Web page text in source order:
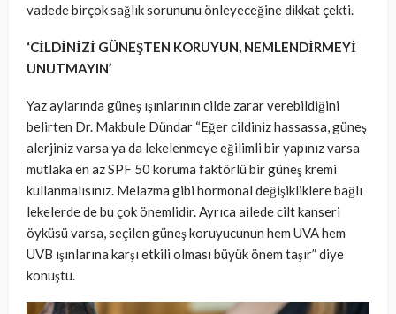
vadede birçok sağlık sorununu önleyeceğine dikkat çekti.
‘CİLDİNİZİ GÜNEŞTEN KORUYUN, NEMLENDİRMEYİ
UNUTMAYIN’
Yaz aylarında güneş ışınlarının cilde zarar verebildiğini
belirten Dr. Makbule Dündar “Eğer cildiniz hassassa, güneş
alerjiniz varsa ya da lekelenmeye eğilimli bir yapınız varsa
mutlaka en az SPF 50 koruma faktörlü bir güneş kremi
kullanmalısınız. Melazma gibi hormonal değişikliklere bağlı
lekelerde de bu çok önemlidir. Ayrıca ailede cilt kanseri
öyküsü varsa, seçilen güneş koruyucunun hem UVA hem
UVB ışınlarına karşı etkili olması büyük önem taşır” diye
konuştu.